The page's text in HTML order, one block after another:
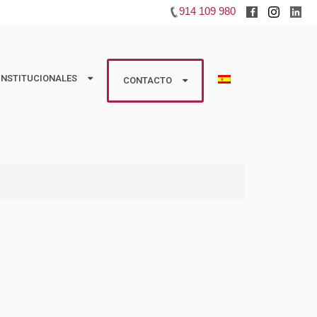
914 109 980
CONTACTO
CONTACTO